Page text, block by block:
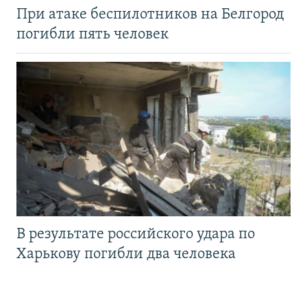
При атаке беспилотников на Белгород
погибли пять человек
В результате российского удара по
Харькову погибли два человека